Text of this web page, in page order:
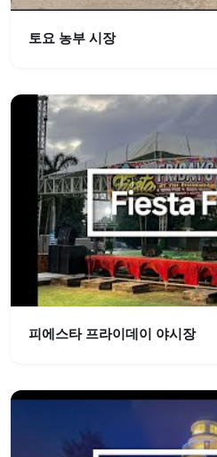
토요 농부 시장
피에스타 프라이데이 야시장